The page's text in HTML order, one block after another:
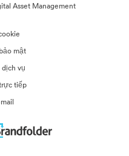
Asset Management
mật
vụ
tiếp